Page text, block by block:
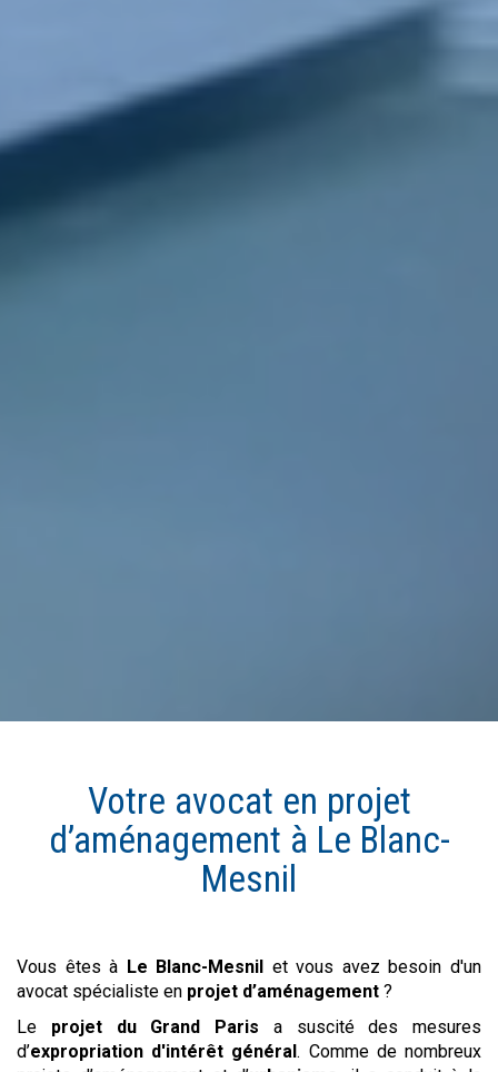
Votre avocat en projet
d’aménagement à Le Blanc-
Mesnil
Vous êtes à Le Blanc-Mesnil
et vous avez besoin d'un
avocat spécialiste en projet d’aménagement ?
Le projet du Grand Paris a suscité des mesures
d’expropriation d'intérêt général. Comme de nombreux